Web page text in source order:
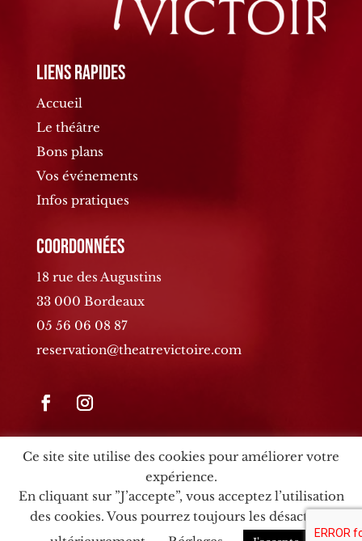
Liens rapides
Accueil
Le théâtre
Bons plans
Vos événements
Infos pratiques
Coordonnées
18 rue des Augustins
33 000 Bordeaux
05 56 06 08 87
reservation@theatrevictoire.com
© 2026 Théâtre Victoire – Site web : Agence MYC–MCP
Ce site site utilise des cookies pour améliorer votre
expérience.
En cliquant sur ”J’accepte”, vous acceptez l’utilisation
des cookies. Vous pourrez toujours les désactiver